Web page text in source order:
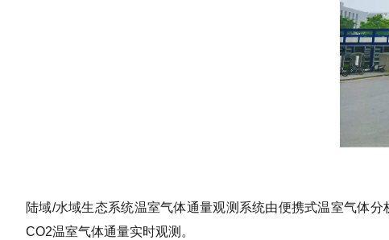
陆域/水域生态系统温室气体通量观测系统由便携式温室气体
CO2温室气体通量实时观测。